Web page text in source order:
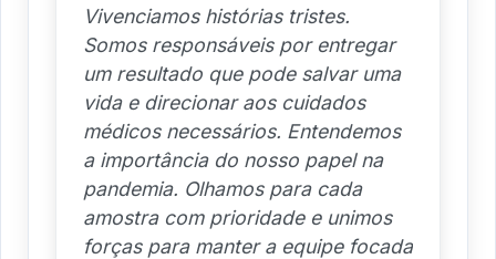
Vivenciamos histórias tristes.
Somos responsáveis por entregar
um resultado que pode salvar uma
vida e direcionar aos cuidados
médicos necessários. Entendemos
a importância do nosso papel na
pandemia. Olhamos para cada
amostra com prioridade e unimos
forças para manter a equipe focada